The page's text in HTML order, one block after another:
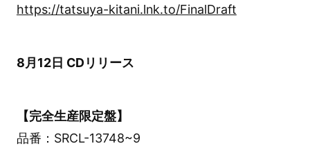
https://tatsuya-kitani.lnk.to/FinalDraft
8月12日 CDリリース
【完全生産限定盤】
品番：SRCL-13748~9